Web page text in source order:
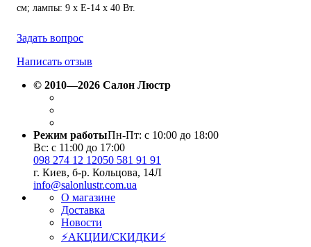
см; лампы: 9 х Е-14 х 40 Вт.
Задать вопрос
Написать отзыв
© 2010—2026 Салон Люстр
Режим работыПн-Пт: с 10:00 до 18:00
Вс: с 11:00 до 17:00
098 274 12 12050 581 91 91
г. Киев, б-р. Кольцова, 14Л
info@salonlustr.com.ua
О магазине
Доставка
Новости
⚡АКЦИИ/СКИДКИ⚡